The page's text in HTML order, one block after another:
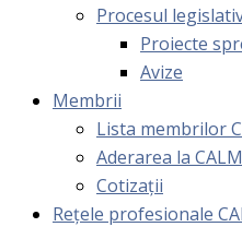
Procesul
Proiecte
Avize
Membrii
Lista membrilor
Aderarea la CALM
Cotizaţii
Rețele profesionale